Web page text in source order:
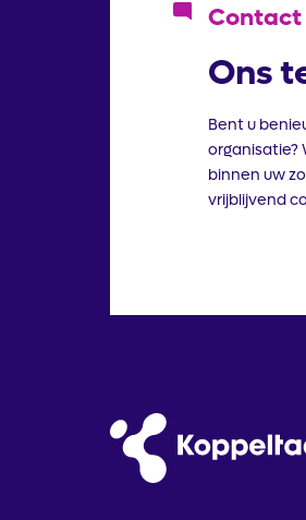
IcoonContact
Ons
Bent u
organisatie?
binnen uw
vrijblijvend